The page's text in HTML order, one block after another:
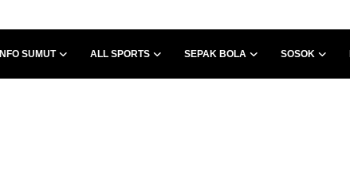
INFO SUMUT ALL SPORTS SEPAK BOLA SOSOK